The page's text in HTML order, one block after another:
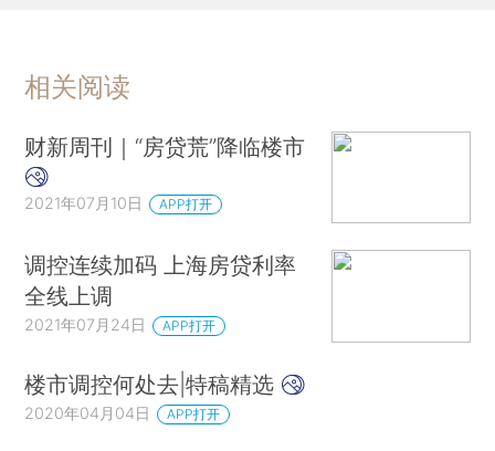
相关阅读
财新周刊｜“房贷荒”降临楼市
2021年07月10日 APP打开
调控连续加码 上海房贷利率
全线上调
2021年07月24日 APP打开
楼市调控何处去|特稿精选
2020年04月04日 APP打开